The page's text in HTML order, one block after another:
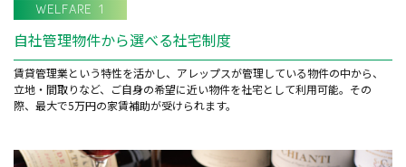
WELFARE 1
自社管理物件から選べる社宅制度
賃貸管理業という特性を活かし、アレップスが管理している物件の中から、
立地・間取りなど、ご自身の希望に近い物件を社宅として利用可能。その
際、最大で5万円の家賃補助が受けられます。